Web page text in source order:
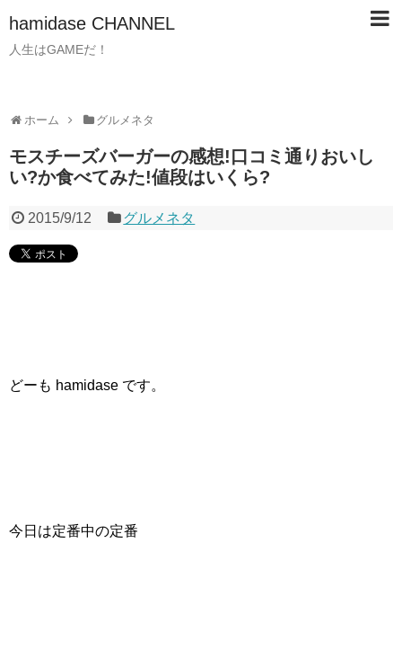
hamidase CHANNEL
人生はGAMEだ！
ホーム グルメネタ
モスチーズバーガーの感想!口コミ通りおいし
い?か食べてみた!値段はいくら?
2015/9/12 グルメネタ
どーも hamidase です。
今日は定番中の定番